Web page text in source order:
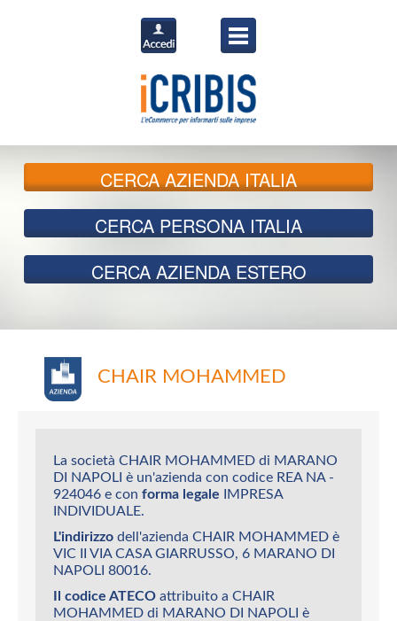
CERCAAZIENDA ITALIA
CERCA PERSONA ITALIA
CERCA AZIENDA ESTERO
CHAIR MOHAMMED
La società CHAIR MOHAMMED di MARANO
DI NAPOLI è un'azienda con codice REA NA -
924046 e con forma legale IMPRESA
INDIVIDUALE.
L'indirizzo dell'azienda CHAIR MOHAMMED è
VIC II VIA CASA GIARRUSSO, 6 MARANO DI
NAPOLI 80016.
Il codice ATECO attribuito a CHAIR
MOHAMMED di MARANO DI NAPOLI è